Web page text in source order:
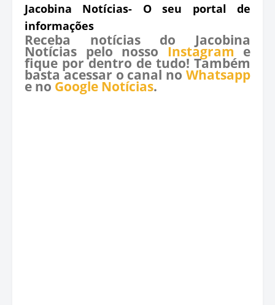
Jacobina Notícias- O seu portal de
informações
Receba notícias do Jacobina
Notícias pelo nosso Instagram e
fique por dentro de tudo! Também
basta acessar o canal no Whatsapp
e no Google Notícias.